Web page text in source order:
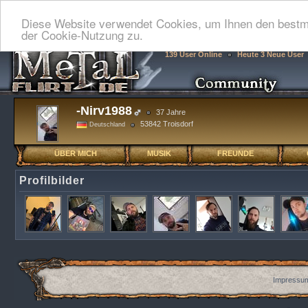
Diese Website verwendet Cookies, um Ihnen den
der Cookie-Nutzung zu.
139 User Online Heute 3 Neue User
-Nirv1988 37 Jahre
Deutschland 53842 Troisdorf
ÜBER MICH MUSIK FREUNDE
Profilbilder